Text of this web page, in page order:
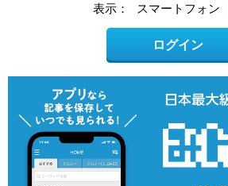
表示： スマートフォン
ログイン